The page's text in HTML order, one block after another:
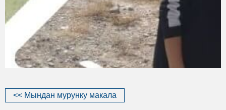
<< Мындан мурунку макала